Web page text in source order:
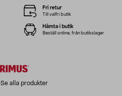
Se alla produkter
Fri retur
Till valfri butik
Hämta i butik
Beställ online, från butikslager